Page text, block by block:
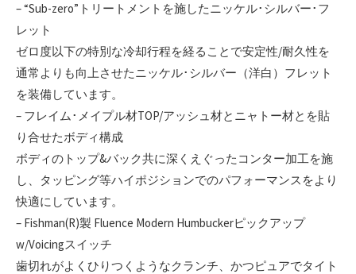
– “Sub-zero”トリートメントを施したニッケル･シルバー･フ
レット
ゼロ度以下の特別な冷却行程を経ることで安定性/耐久性を
通常よりも向上させたニッケル･シルバー（洋白）フレット
を装備しています。
– フレイム･メイプル材TOP/アッシュ材とニャトー材とを貼
り合せたボディ構成
ボディのトップ&バック共に深くえぐったコンター加工を施
し、タッピング等ハイポジションでのパフォーマンスをより
快適にしています。
– Fishman(R)製 Fluence Modern Humbuckerピックアップ
w/Voicingスイッチ
歯切れがよくひりつくようなクランチ、かつピュアでタイト